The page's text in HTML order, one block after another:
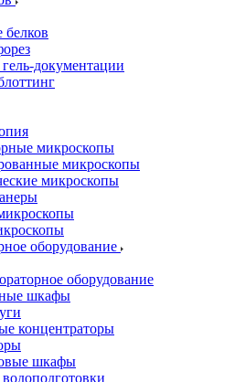
белков
документации
микроскопы
микроскопы
микроскопы
оборудование
оборудование
шкафы
концентраторы
шкафы